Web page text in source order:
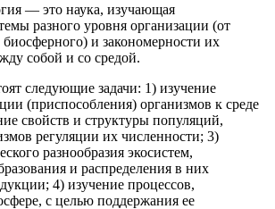
— это наука, изучающая
разного уровня организации (от
и закономерности их
собой и со средой.
следующие задачи: 1) изучение
(приспособления) организмов к среде
свойств и структуры популяций,
регуляции их численности; 3)
разнообразия экосистем,
и распределения в них
4) изучение процессов,
с целью поддержания ее